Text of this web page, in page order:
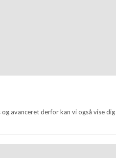
avanceret derfor kan vi også vise dig